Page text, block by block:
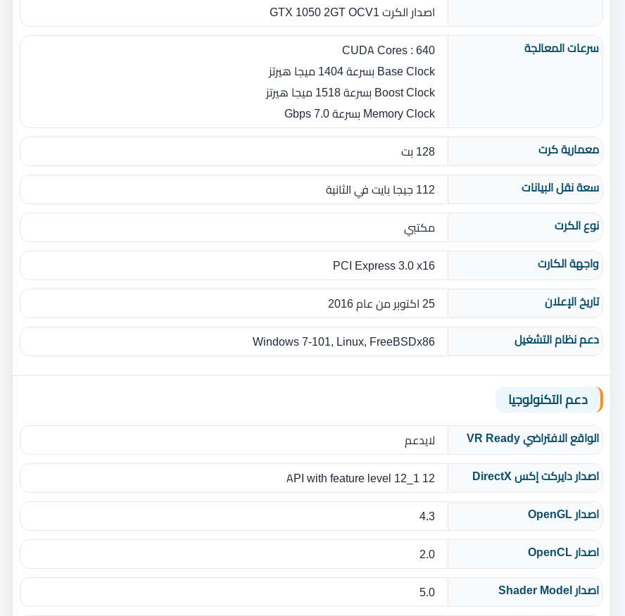
اصدار الكرت GTX 1050 2GT OCV1
سرعات المعالجة
CUDA Cores : 640
Base Clock بسرعة 1404 ميجا هيرتز
Boost Clock بسرعة 1518 ميجا هيرتز
Memory Clock بسرعة 7.0 Gbps
معمارية كرت
128 بت
سعة نقل البيانات
112 جيجا بايت في الثانية
نوع الكرت
مكتبي
واجهة الكارت
PCI Express 3.0 x16
تاريخ الإعلان
25 اكتوبر من عام 2016
دعم نظام التشغيل
Windows 7-101, Linux, FreeBSDx86
دعم التكنولوجيا
الواقع الافتراضي VR Ready
لايدعم
اصدار دايركت إكس DirectX
12 API with feature level 12_1
اصدار OpenGL
4.3
اصدار OpenCL
2.0
اصدار Shader Model
5.0